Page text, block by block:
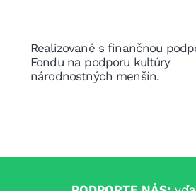
Realizované s finančnou
Fondu na podporu kultúry
národnostných menšín.